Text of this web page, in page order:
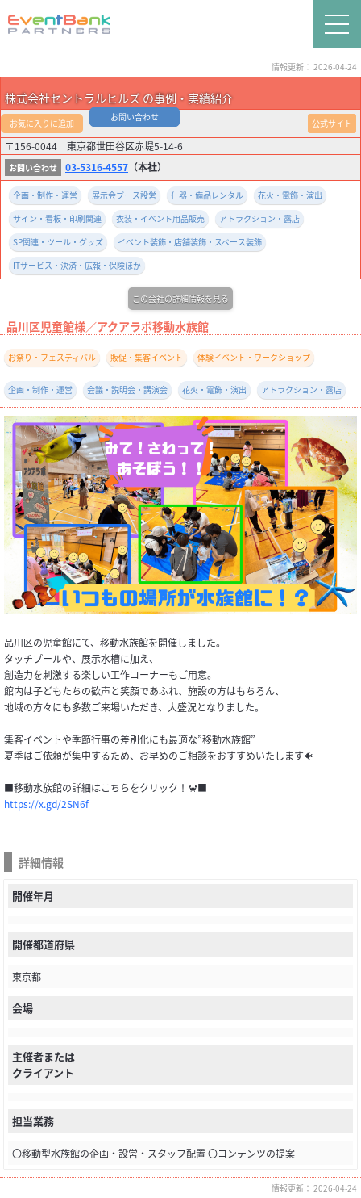
情報更新： 2026-04-24
株式会社セントラルヒルズ の事例・実績紹介
お気に入りに追加
〒156-0044 東京都世田谷区赤堤5-14-6
03-5316-4557 （本社）
公式サイト
お問い合わせ
企画・制作・運営 展示会ブース設営 什器・備品レンタル
花火・電飾・演出
サイン・看板・印刷関連
衣装・イベント用品販売
アトラクション・露店
SP関連・ツール・グッズ
イベント装飾・店舗装飾・スペース装飾
ITサービス・決済・広報・保険ほか
この会社の詳細情報を見る
品川区児童館様／アクアラボ移動水族館
お祭り・フェスティバル 販促・集客イベント 体験イベント・ワークショップ
企画・制作・運営 会議・説明会・講演会 花火・電飾・演出 アトラクション・露店
品川区の児童館にて、移動水族館を開催しました。
タッチプールや、展示水槽に加え、
創造力を刺激する楽しい工作コーナーもご用意。
館内は子どもたちの歓声と笑顔であふれ、施設の方はもちろん、
地域の方々にも多数ご来場いただき、大盛況となりました。
集客イベントや季節行事の差別化にも最適な”移動水族館”
夏季はご依頼が集中するため、お早めのご相談をおすすめいたします🐠
■移動水族館の詳細はこちらをクリック！🦀■
https://x.gd/2SN6f
詳細情報
開催年月
開催都道府県
東京都
会場
主催者または
クライアント
担当業務
〇移動型水族館の企画・設営・スタッフ配置 〇コンテンツの提案
情報更新： 2026-04-24